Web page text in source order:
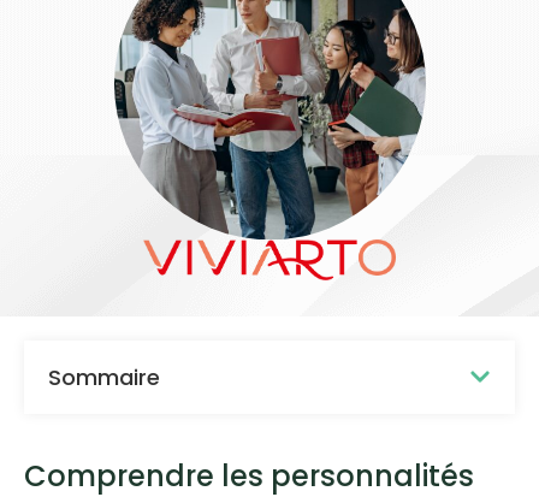
Sommaire
Comprendre les personnalités